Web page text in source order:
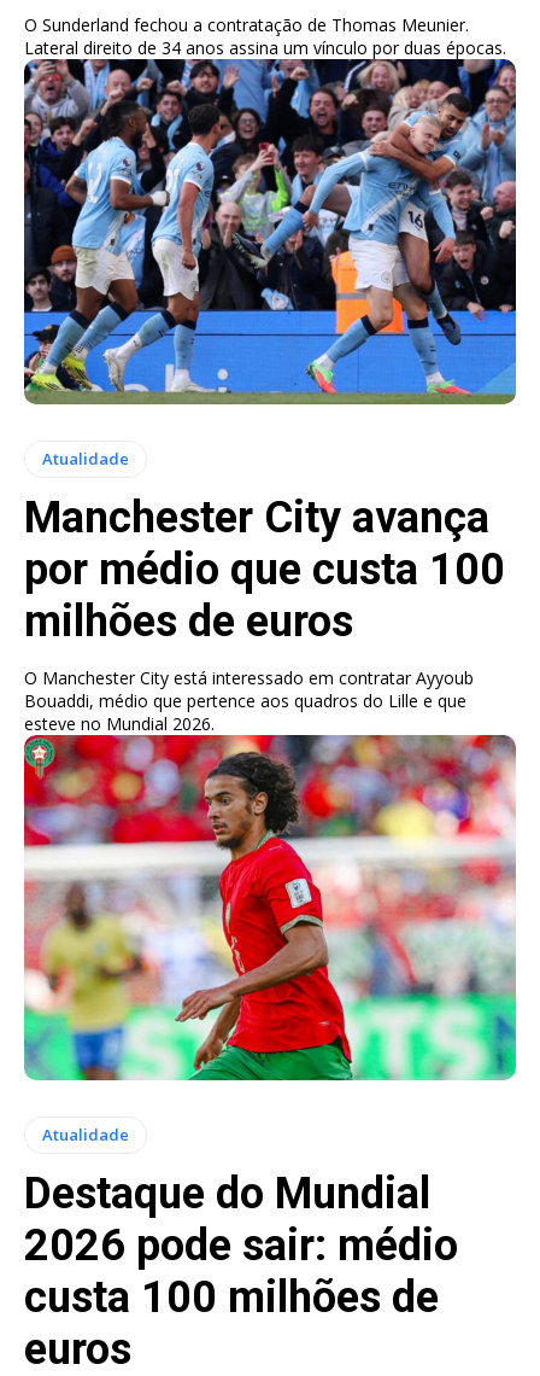
O Sunderland fechou a contratação de Thomas Meunier.
Lateral direito de 34 anos assina um vínculo por duas épocas.
Atualidade
Manchester City avança
por médio que custa 100
milhões de euros
O Manchester City está interessado em contratar Ayyoub
Bouaddi, médio que pertence aos quadros do Lille e que
esteve no Mundial 2026.
Atualidade
Destaque do Mundial
2026 pode sair: médio
custa 100 milhões de
euros